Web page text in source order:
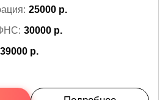
25000 р.
30000 р.
39000 р.